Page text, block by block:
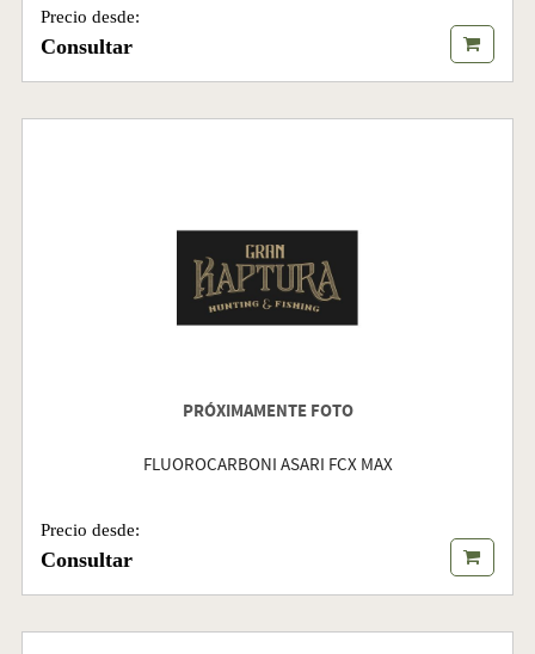
Precio desde:
Consultar
PRÓXIMAMENTE FOTO
FLUOROCARBONI ASARI FCX MAX
Precio desde:
Consultar